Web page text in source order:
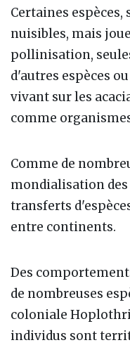
Certaines
nuisibles, mais
pollinisation,
d'autres espèces
vivant sur les
comme
Comme de
mondialisation des
transferts
entre continents.
Des
de nombreuses
coloniale
individus sont